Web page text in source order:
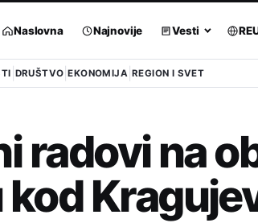
Naslovna Najnovije Vesti
DRUŠTVO EKONOMIJA REGION I SVET
radovi na
kod